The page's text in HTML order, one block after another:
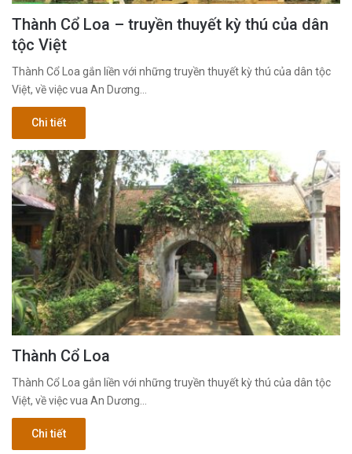
Thành Cổ Loa – truyền thuyết kỳ thú của dân
tộc Việt
Thành Cổ Loa gắn liền với những truyền thuyết kỳ thú của dân tộc
Việt, về việc vua An Dương…
Chi tiết
Thành Cổ Loa
Thành Cổ Loa gắn liền với những truyền thuyết kỳ thú của dân tộc
Việt, về việc vua An Dương…
Chi tiết